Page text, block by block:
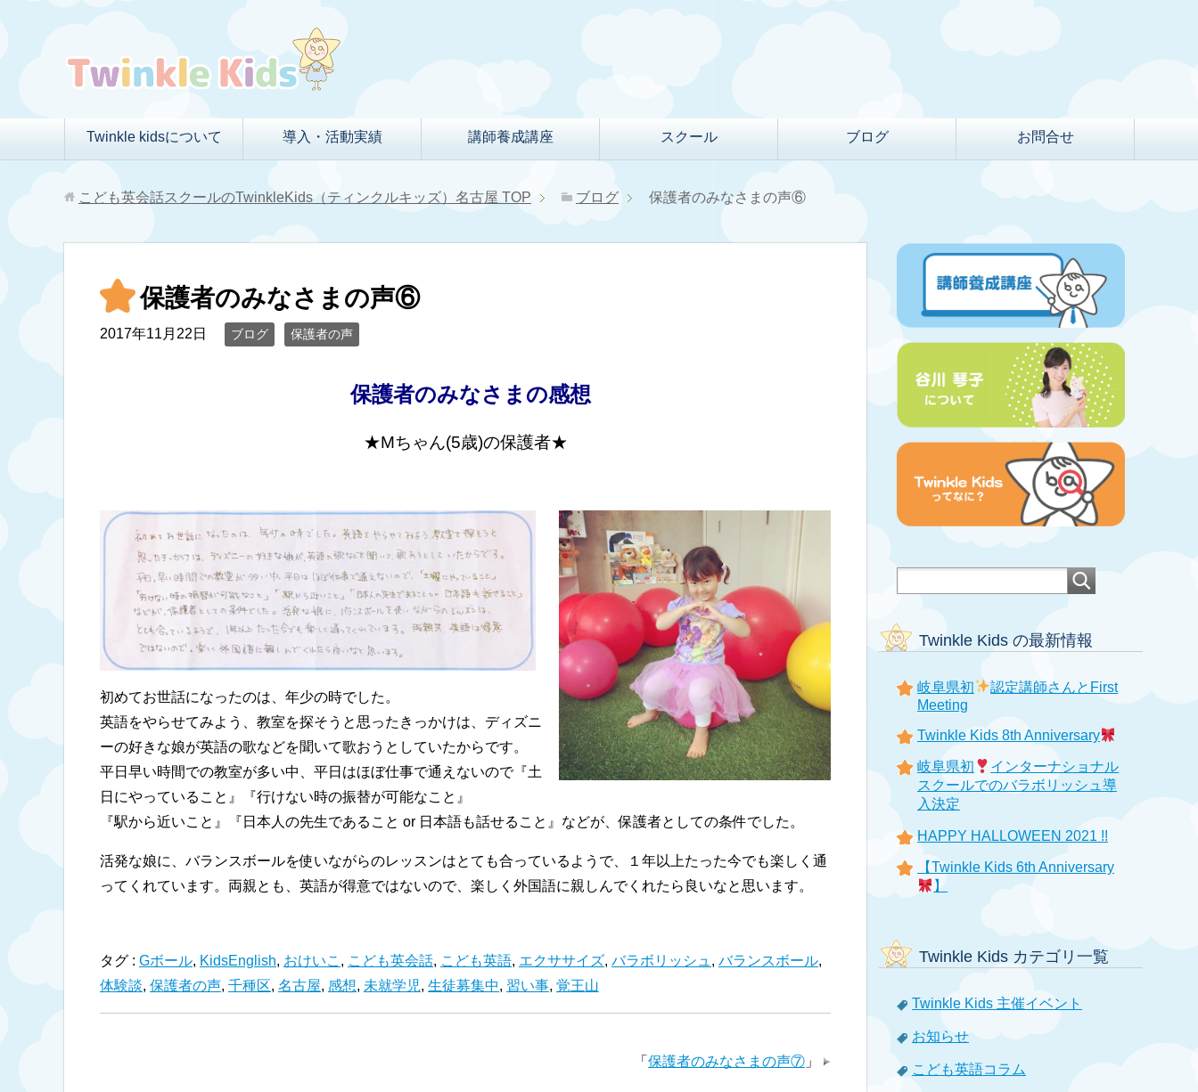
Twinkle kidsについて 導入・活動実績 講師養成講座 スクール ブログ お問合せ
こども英会話スクールのTwinkleKids（ティンクルキッズ）名古屋 TOP ブログ 保護者のみなさまの声⑥
保護者のみなさまの声⑥
2017年11月22日 ブログ 保護者の声
保護者のみなさまの感想
★Mちゃん(5歳)の保護者★
初めてお世話になったのは、年少の時でした。
英語をやらせてみよう、教室を探そうと思ったきっかけは、 ディズニ
ーの好きな娘が英語の歌などを聞いて歌おうとしていたからです。
平日早い時間での教室が多い中、平日はほぼ仕事で通えないので『土
日にやっていること』『行けない時の振替が可能なこと』
『駅から近いこと』『日本人の先生であること or 日本語も話せること』などが、保護者としての条件でした。
活発な娘に、バランスボールを使いながらのレッスンはとても合っているようで、１年以上たった今でも楽しく通
ってくれています。 両親とも、英語が得意ではないので、楽しく外国語に親しんでくれたら良いなと思います。
タグ : Gボール, KidsEnglish, おけいこ , こども英会話, こども英語, エクササイズ, バラボリッシュ , バランスボール,
体験談, 保護者の声, 千種区, 名古屋, 感想, 未就学児, 生徒募集中, 習い事, 覚王山
「 保護者のみなさまの声⑦ 」
Twinkle Kids の最新情報
岐阜県初
認定講師さんとFirst
Meeting
Twinkle Kids 8th Anniversary
岐阜県初
インターナショナル
スクールでのバラボリッシュ導
入決定
HAPPY HALLOWEEN 2021 !!
【Twinkle Kids 6th Anniversary
】
Twinkle Kids カテゴリ一覧
Twinkle Kids 主催イベント
お知らせ
こども英語コラム